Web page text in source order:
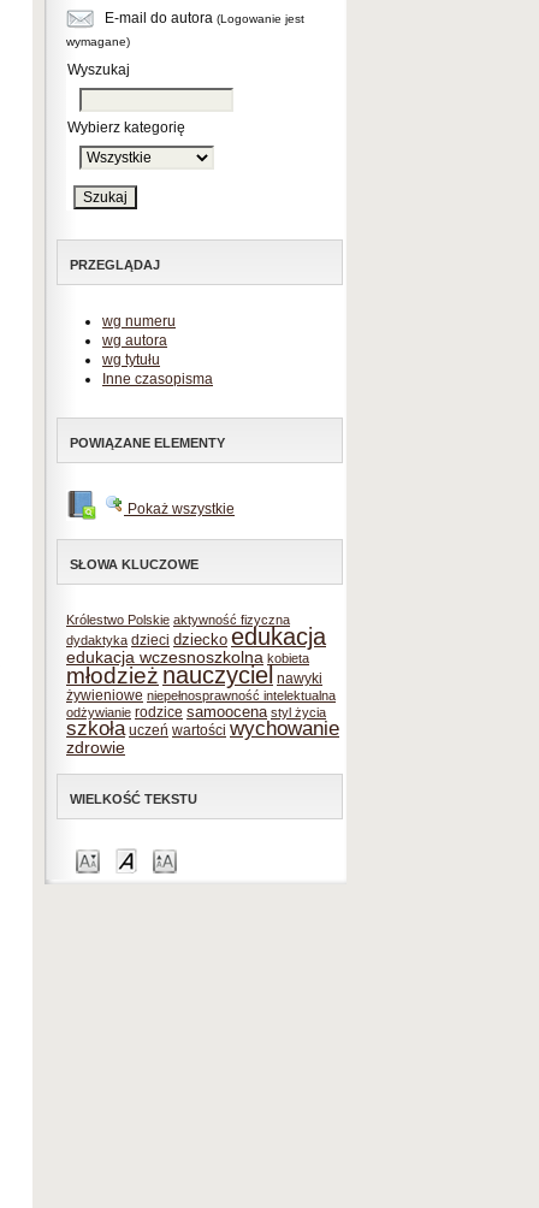
E-mail do autora (Logowanie jest
wymagane)
Wyszukaj
Wybierz kategorię
PRZEGLĄDAJ
wg numeru
wg autora
wg tytułu
Inne czasopisma
POWIĄZANE ELEMENTY
Pokaż wszystkie
SŁOWA KLUCZOWE
Królestwo Polskie aktywność fizyczna
dydaktyka dzieci dziecko edukacja
edukacja wczesnoszkolna kobieta
młodzież nauczyciel nawyki
żywieniowe niepełnosprawność intelektualna
odżywianie rodzice samoocena styl życia
szkoła uczeń wartości wychowanie
zdrowie
WIELKOŚĆ TEKSTU